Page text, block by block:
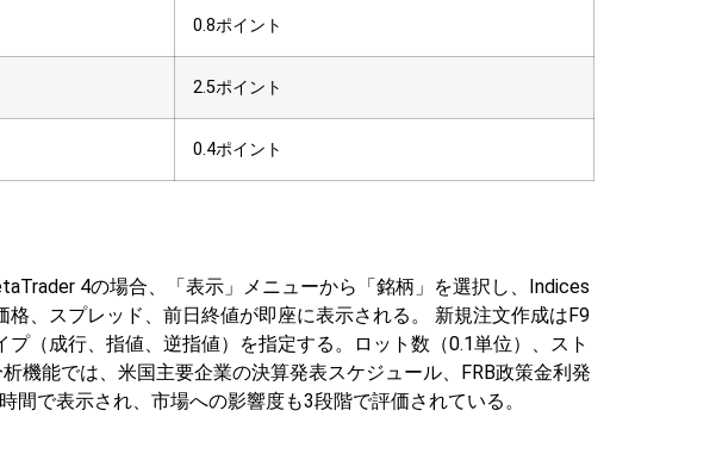
0.8ポイント
2.5ポイント
0.4ポイント
4の場合、「表示」メニューから「銘柄」を選択し、Indices
、スプレッド、前日終値が即座に表示される。
新規注文作成はF9
（成行、指値、逆指値）を指定する。ロット数（0.1単位）、スト
機能では、米国主要企業の決算発表スケジュール、FRB政策金利発
で表示され、市場への影響度も3段階で評価されている。